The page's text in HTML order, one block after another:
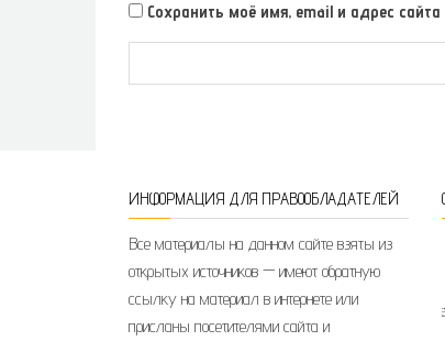
Сохранить моё имя, email и адрес
ИНФОРМАЦИЯ ДЛЯ ПРАВООБЛАДАТЕЛЕЙ
Все материалы на данном сайте взяты из
открытых источников — имеют обратную
ссылку на материал в интернете или
присланы посетителями сайта и